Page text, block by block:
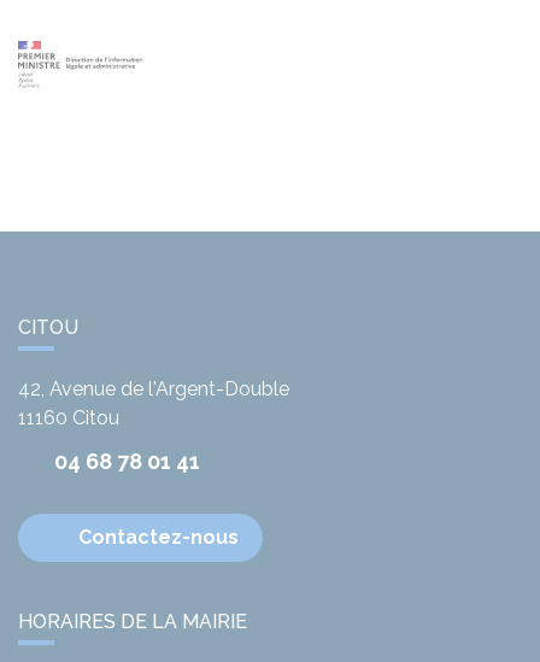
CITOU
42, Avenue de l'Argent-Double
11160 Citou
04 68 78 01 41
Contactez-nous
HORAIRES DE LA MAIRIE